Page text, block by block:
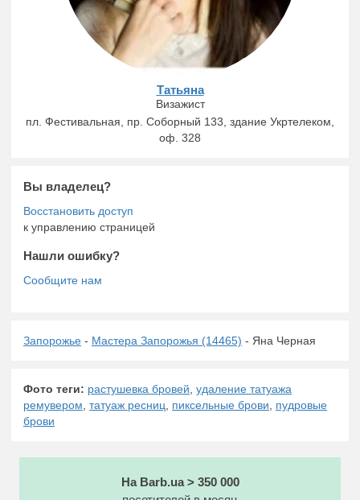
Татьяна
Визажист
пл. Фестивальная, пр. Соборный 133, здание Укртелеком,
оф. 328
Вы владелец?
к управлению страницей
Нашли ошибку?
Запорожье - Мастера Запорожья (14465) - Яна Черная
Фото теги: растушевка бровей, удаление татуажа
ремувером, татуаж ресниц, пиксельные брови, пудровые
брови
На Barb.ua > 350 000